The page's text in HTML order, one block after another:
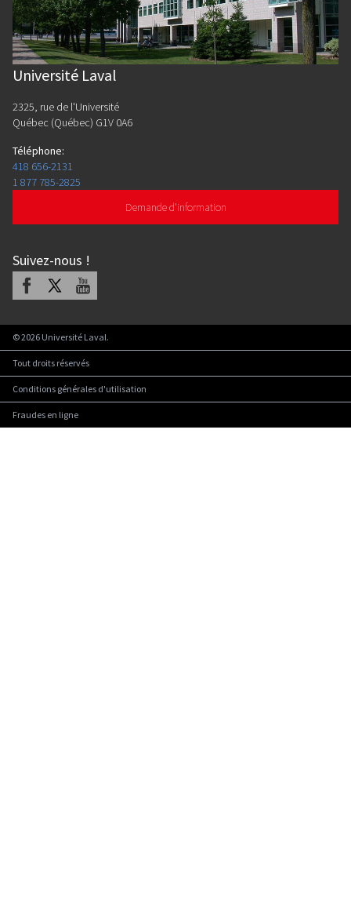
Université Laval
2325, rue de l'Université
Québec (Québec) G1V 0A6
Téléphone:
418 656-2131
1 877 785-2825
Demande d'information
Suivez-nous !
Facebook Youtube
©2026 Université Laval.
Tout droits réservés
Conditions générales d'utilisation
Fraudes en ligne